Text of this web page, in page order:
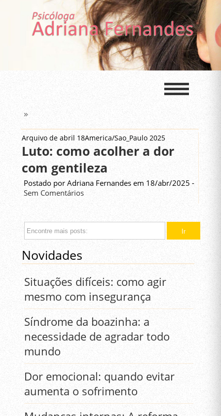
»
Arquivo de abril 18America/Sao_Paulo 2025
Luto: como acolher a dor
com gentileza
Postado por Adriana Fernandes em 18/abr/2025 -
Sem Comentários
Novidades
Situações difíceis: como agir
mesmo com insegurança
Síndrome da boazinha: a
necessidade de agradar todo
mundo
Dor emocional: quando evitar
aumenta o sofrimento